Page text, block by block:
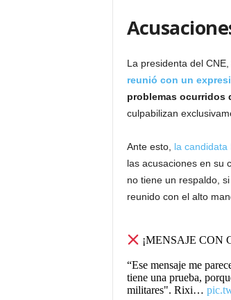
La presidenta del CNE,
reunió con un
problemas ocurridos
culpabilizan
Ante esto, la candidata
las acusaciones en su
no tiene un respaldo,
reunido con el alto
¡MENSAJE CON
“Ese mensaje me
tiene una prueba,
militares". Rixi…